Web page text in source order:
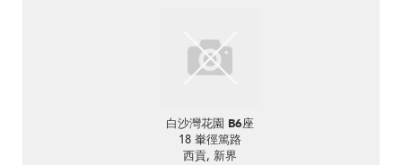
白沙灣花園 B6座
18 輋徑篤路
西貢, 新界